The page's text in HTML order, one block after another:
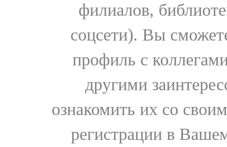
филиалов,
соцсети). Вы
профиль с
другими
ознакомить их со
регистрации в